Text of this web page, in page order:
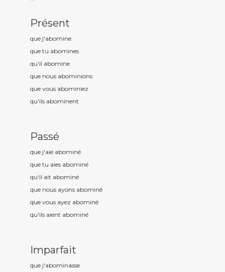
Présent
que j'abomine
que tu abomines
qu'il abomine
que nous abominions
que vous abominiez
qu'ils abominent
Passé
que j'aie abominé
que tu aies abominé
qu'il ait abominé
que nous ayons abominé
que vous ayez abominé
qu'ils aient abominé
Imparfait
que j'abominasse